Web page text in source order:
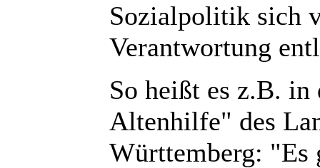
Sozialpolitik sich
Verantwortung
So heißt es z.B.
Altenhilfe" des
Württemberg: "Es